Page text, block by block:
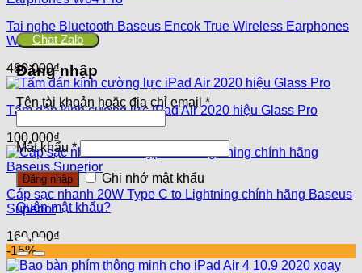
Tai nghe Bluetooth Baseus Encok True Wireless Earphones
W04 Pro
480,000₫
Tấm dán kính cường lực iPad Air 2020 hiệu Glass Pro
100,000₫
Cáp sạc nhanh 20W Type C to Lightning chính hãng Baseus
Superior
160,000₫
-15%
Chat Zalo
Đăng nhập
Tên tài khoản hoặc địa chỉ email*
Mật khẩu*
Đăng nhập Ghi nhớ mật khẩu
Quên mật khẩu?